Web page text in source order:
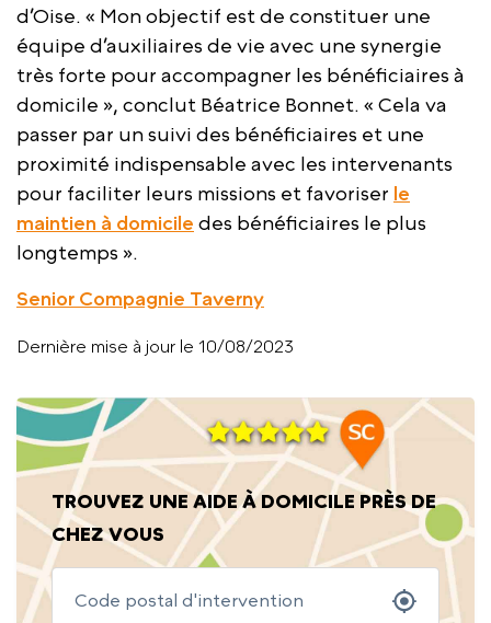
d’Oise. « Mon objectif est de constituer une
équipe d’auxiliaires de vie avec une synergie
très forte pour accompagner les bénéficiaires à
domicile », conclut Béatrice Bonnet. « Cela va
passer par un suivi des bénéficiaires et une
proximité indispensable avec les intervenants
pour faciliter leurs missions et favoriser le
maintien à domicile des bénéficiaires le plus
longtemps ».
Senior Compagnie Taverny
Dernière mise à jour le 10/08/2023
TROUVEZ UNE AIDE À DOMICILE PRÈS DE
CHEZ VOUS